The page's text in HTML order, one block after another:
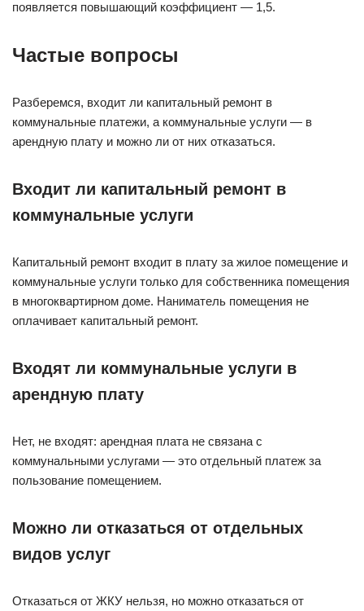
появляется повышающий коэффициент — 1,5.
Частые вопросы
Разберемся, входит ли капитальный ремонт в
коммунальные платежи, а коммунальные услуги — в
арендную плату и можно ли от них отказаться.
Входит ли капитальный ремонт в
коммунальные услуги
Капитальный ремонт входит в плату за жилое помещение и
коммунальные услуги только для собственника помещения
в многоквартирном доме. Наниматель помещения не
оплачивает капитальный ремонт.
Входят ли коммунальные услуги в
арендную плату
Нет, не входят: арендная плата не связана с
коммунальными услугами — это отдельный платеж за
пользование помещением.
Можно ли отказаться от отдельных
видов услуг
Отказаться от ЖКУ нельзя, но можно отказаться от